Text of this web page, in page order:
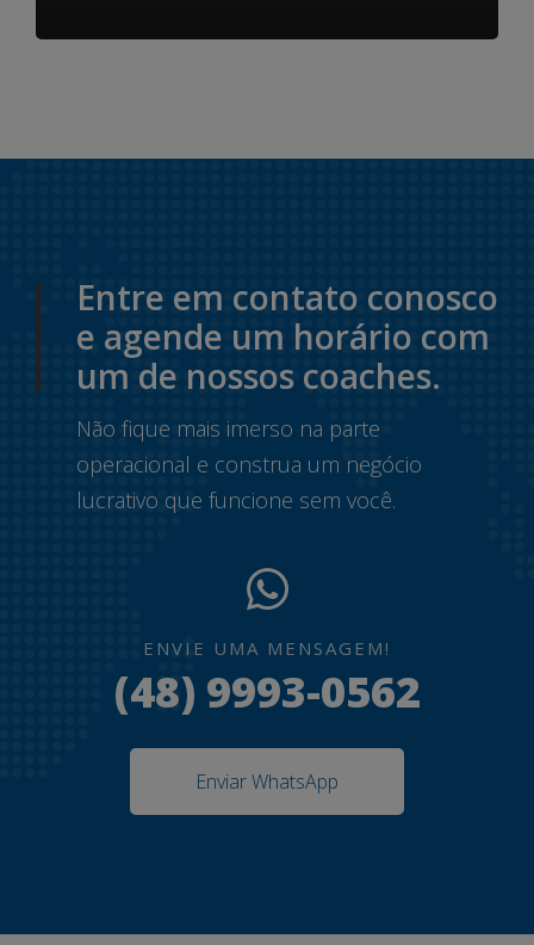
Entre em contato conosco
e agende um horário com
um de nossos coaches.
Não fique mais imerso na parte
operacional e construa um negócio
lucrativo que funcione sem você.
ENVIE UMA MENSAGEM!
(48) 9993-0562
Enviar WhatsApp